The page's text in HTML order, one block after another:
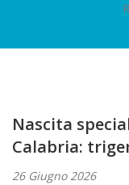
Nascita
Calabria:
26 Giugno 2026